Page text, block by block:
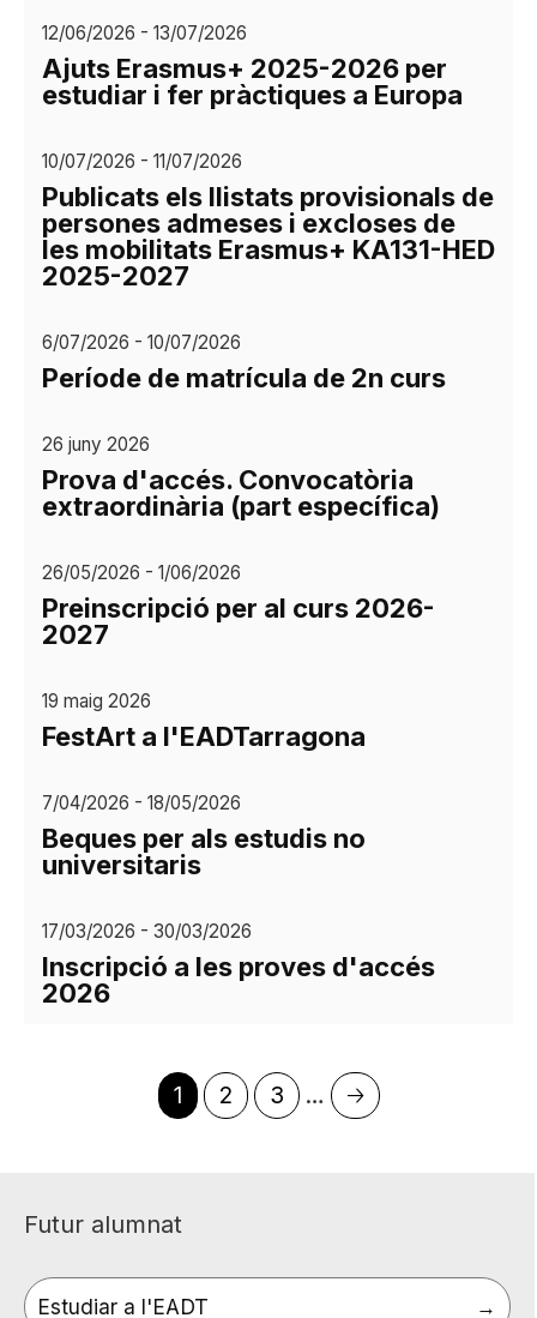
12/06/2026 - 13/07/2026
Ajuts Erasmus+ 2025-2026 per
estudiar i fer pràctiques a Europa
10/07/2026 - 11/07/2026
Publicats els llistats provisionals de
persones admeses i excloses de
les mobilitats Erasmus+ KA131-HED
2025-2027
6/07/2026 - 10/07/2026
Període de matrícula de 2n curs
26 juny 2026
Prova d'accés. Convocatòria
extraordinària (part específica)
26/05/2026 - 1/06/2026
Preinscripció per al curs 2026-
2027
19 maig 2026
FestArt a l'EADTarragona
7/04/2026 - 18/05/2026
Beques per als estudis no
universitaris
17/03/2026 - 30/03/2026
Inscripció a les proves d'accés
2026
Pàgina
actual
1 Page
2 Page
3 …
Pàgina
següent
🡢
Futur alumnat
Estudiar a l'EADT